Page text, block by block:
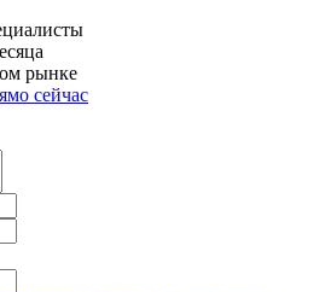
рынке
сейчас